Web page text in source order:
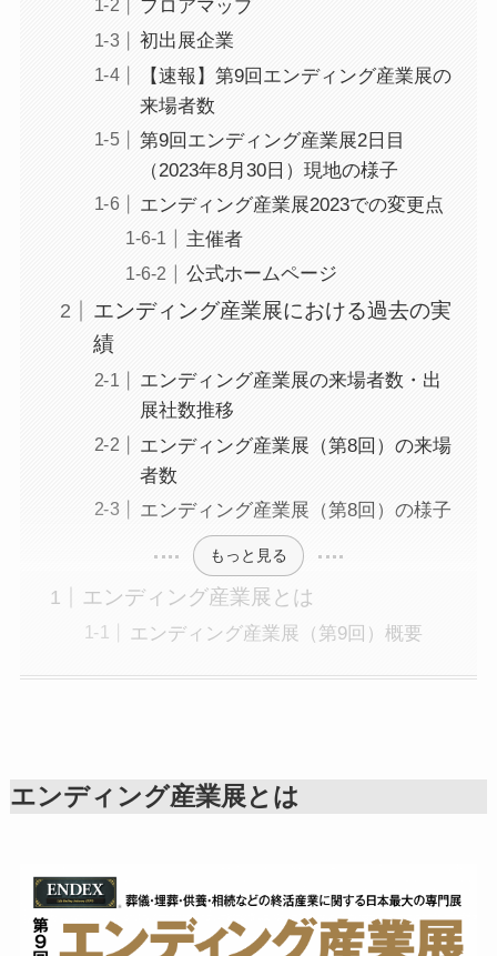
フロアマップ
初出展企業
【速報】第9回エンディング産業展の
来場者数
第9回エンディング産業展2日目
（2023年8月30日）現地の様子
エンディング産業展2023での変更点
主催者
公式ホームページ
エンディング産業展における過去の実
績
エンディング産業展の来場者数・出
展社数推移
エンディング産業展（第8回）の来場
者数
エンディング産業展（第8回）の様子
もっと見る
エンディング産業展とは
エンディング産業展（第9回）概要
エンディング産業展とは